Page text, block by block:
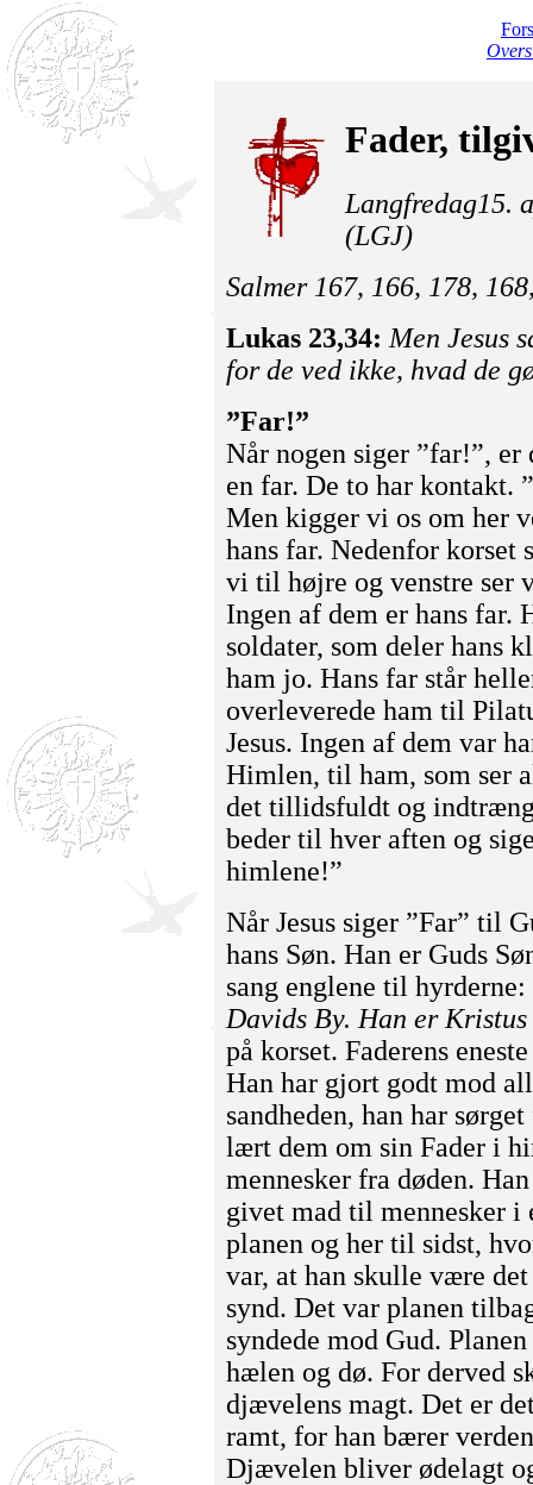
Fader,
Langfredag15.
(LGJ)
Salmer 167, 166, 178,
Lukas 23,34: Men Jesus
for de ved ikke, hvad de
”Far!”
Når nogen siger ”far!”,
en far. De to har kontakt.
Men kigger vi os om her
hans far. Nedenfor korset
vi til højre og venstre ser
Ingen af dem er hans far.
soldater, som deler hans
ham jo. Hans far står
overleverede ham til
Jesus. Ingen af dem var
Himlen, til ham, som ser
det tillidsfuldt og
beder til hver aften og
himlene!”
Når Jesus siger ”Far” til
hans Søn. Han er Guds
sang englene til hyrderne:
Davids By. Han er
på korset. Faderens
Han har gjort godt mod
sandheden, han har
lært dem om sin Fader i
mennesker fra døden.
givet mad til mennesker i
planen og her til sidst,
var, at han skulle være
synd. Det var planen
syndede mod Gud.
hælen og dø. For derved
djævelens magt. Det er
ramt, for han bærer
Djævelen bliver ødelagt